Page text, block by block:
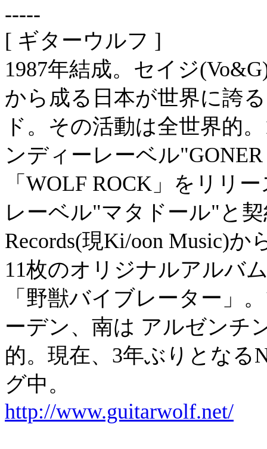
-----
[ ギターウルフ ]
1987年結成。セイジ
から成る日本が世界に誇
ド。その活動は全世界的
ンディーレーベル
「WOLF ROCK」をリリ
レーベル"マタドール"と
Records(現Ki/oon Music)
11枚のオリジナルアルバ
「野獣バイブレーター」
ーデン、南は アルゼンチ
的。現在、3年ぶりとなる
グ中。
http://www.guitarwolf.net/